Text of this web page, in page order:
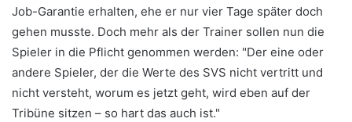
Job-Garantie erhalten, ehe er nur vier Tage später doch
gehen musste. Doch mehr als der Trainer sollen nun die
Spieler in die Pflicht genommen werden: "Der eine oder
andere Spieler, der die Werte des SVS nicht vertritt und
nicht versteht, worum es jetzt geht, wird eben auf der
Tribüne sitzen – so hart das auch ist."